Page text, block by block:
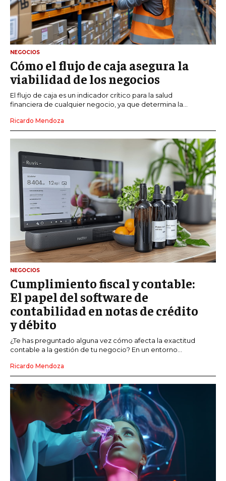
NEGOCIOS
Cómo el flujo de caja asegura la
viabilidad de los negocios
El flujo de caja es un indicador crítico para la salud
financiera de cualquier negocio, ya que determina la...
Ricardo Mendoza
NEGOCIOS
Cumplimiento fiscal y contable:
El papel del software de
contabilidad en notas de crédito
y débito
¿Te has preguntado alguna vez cómo afecta la exactitud
contable a la gestión de tu negocio? En un entorno...
Ricardo Mendoza